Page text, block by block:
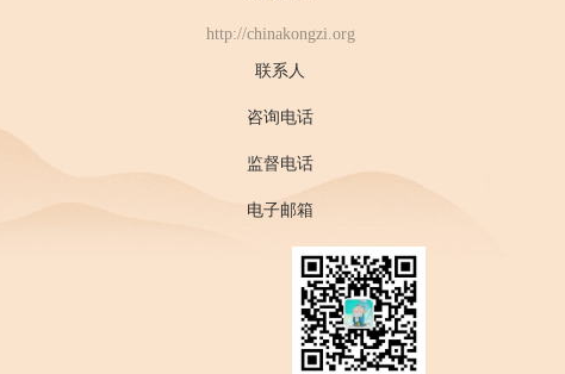
http://chinakongzi.org
联系人
咨询电话
监督电话
电子邮箱